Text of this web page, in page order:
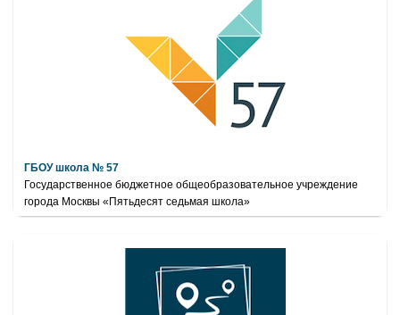
ГБОУ школа № 57
Государственное бюджетное общеобразовательное учреждение
города Москвы «Пятьдесят седьмая школа»